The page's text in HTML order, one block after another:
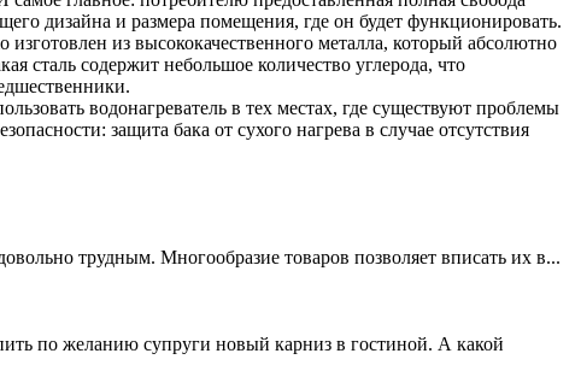
дизайна и размера помещения, где он будет функционировать.
из высококачественного металла, который абсолютно
сталь содержит небольшое количество углерода, что
водонагреватель в тех местах, где существуют проблемы
защита бака от сухого нагрева в случае отсутствия
трудным. Многообразие товаров позволяет вписать их в...
по желанию супруги новый карниз в гостиной. А какой